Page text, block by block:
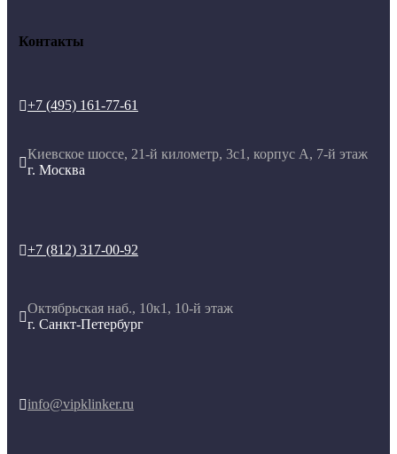
Контакты
+7 (495) 161-77-61

Киевское шоссе, 21-й километр, 3с1, корпус А, 7-й этаж
г. Москва
+7 (812) 317-00-92

Октябрьская наб., 10к1, 10-й этаж
г. Санкт-Петербург
info@vipklinker.ru